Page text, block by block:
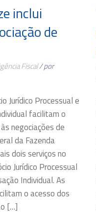
inclui
de
Fiscal/ por
Jurídico Processual e
facilitam o
negociações de
da Fazenda
dois serviços no
Jurídico Processual
Individual. As
o acesso dos
[…]